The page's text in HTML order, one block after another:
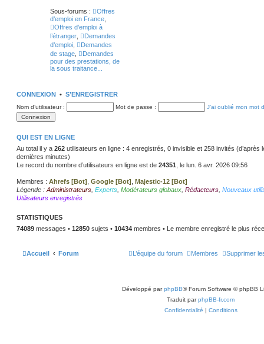
Sous-forums :
Offres
d’emploi en France
Offres d’emploi à
l’étranger
Demandes
d’emploi
Demandes
de stage
Demandes
pour des prestations, de
la sous traitance...
CONNEXION • S’ENREGISTRER
Nom d’utilisateur : Mot de passe : J’ai oublié mon mot
QUI EST EN LIGNE
Au total il y a 262 utilisateurs en ligne : 4 enregistrés, 0 invisible et 258 invités (d’après
dernières minutes)
Le record du nombre d’utilisateurs en ligne est de 24351 , le lun. 6 avr. 2026 09:56
Membres : Ahrefs [Bot] Google [Bot] Majestic-12 [Bot]
Légende : Administrateurs Experts Modérateurs globaux Rédacteurs Nouveaux
Utilisateurs enregistrés
STATISTIQUES
74089 messages • 12850 sujets • 10434 membres • Le membre enregistré le plus
Accueil Forum Supprimer
Membres
L’équipe du forum
Développé parphpBB® Forum Software © phpBB
Traduit parphpBB-fr.com
Confidentialité | Conditions